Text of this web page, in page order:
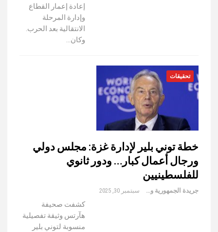
إعادة إعمار القطاع
وإدارة المرحلة
الانتقالية بعد الحرب.
وكان…
تحقيقات
خطة توني بلير لإدارة غزة: مجلس دولي
ورجال أعمال كبار… ودور ثانوي
للفلسطينيين
جريدة الجمهورية والعالم سبتمبر 30, 2025
كشفت صحيفة
هآرتس وثيقة تفصيلية
منسوبة لتوني بلير